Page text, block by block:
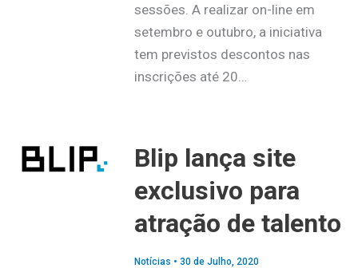
sessões. A realizar on-line em
setembro e outubro, a iniciativa
tem previstos descontos nas
inscrições até 20…
Blip lança site
exclusivo para
atração de talento
Notícias • 30 de Julho, 2020